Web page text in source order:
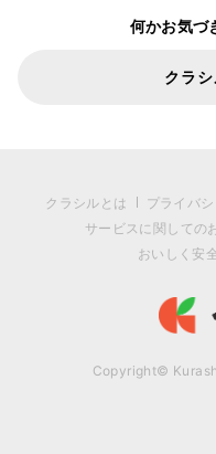
何かお気づ
クラ
クラシルとは プライバ
サービスに関しての
おいしく安
Copyright©